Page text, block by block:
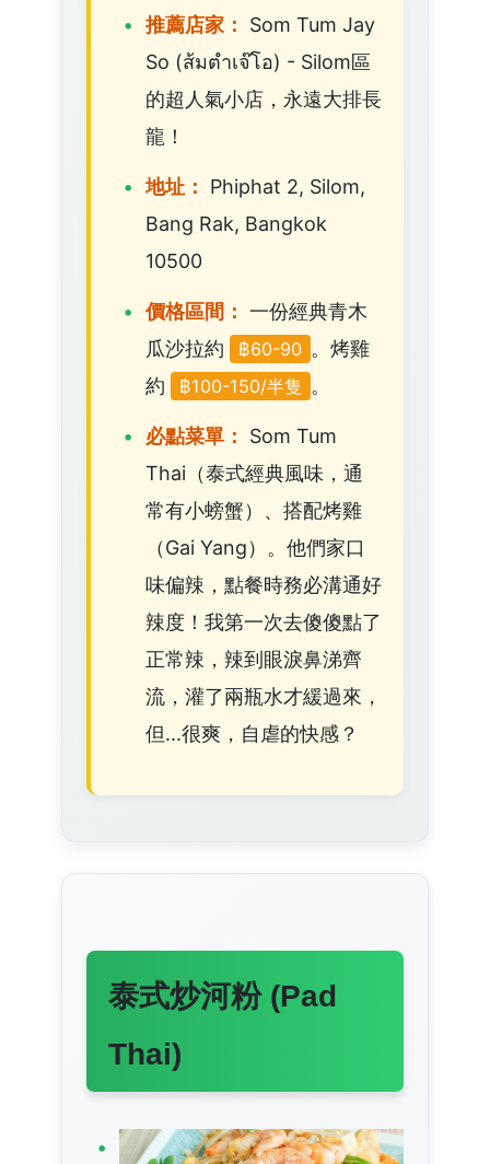
推薦店家：
Som Tum Jay
So (ส้มตำเจ๊โอ) - Silom區
的超人氣小店，永遠大排長
龍！
地址：
Phiphat 2, Silom,
Bang Rak, Bangkok
10500
價格區間： 一份經典青木
瓜沙拉約
฿60-90 。烤雞
約
฿100-150/半隻 。
必點菜單：
Som Tum
Thai（泰式經典風味，通
常有小螃蟹）、搭配烤雞
（Gai Yang）。他們家口
味偏辣，點餐時務必溝通好
辣度！我第一次去傻傻點了
正常辣，辣到眼淚鼻涕齊
流，灌了兩瓶水才緩過來，
但...很爽，自虐的快感？
泰式炒河粉 (Pad
Thai)